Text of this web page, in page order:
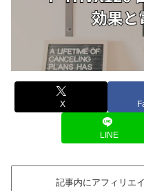
X
LINE
記事内にアフィリエ